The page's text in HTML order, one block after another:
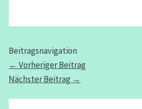
Beitragsnavigation
← Vorheriger Beitrag
Nächster Beitrag →